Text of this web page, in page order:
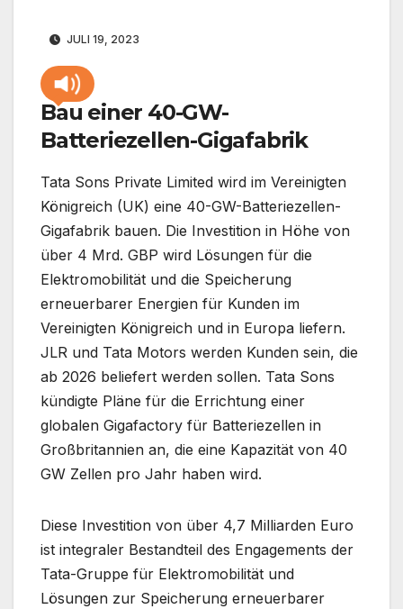
JULI 19, 2023
Bau einer 40-GW-
Batteriezellen-Gigafabrik
Tata Sons Private Limited wird im Vereinigten
Königreich (UK) eine 40-GW-Batteriezellen-
Gigafabrik bauen. Die Investition in Höhe von
über 4 Mrd. GBP wird Lösungen für die
Elektromobilität und die Speicherung
erneuerbarer Energien für Kunden im
Vereinigten Königreich und in Europa liefern.
JLR und Tata Motors werden Kunden sein, die
ab 2026 beliefert werden sollen. Tata Sons
kündigte Pläne für die Errichtung einer
globalen Gigafactory für Batteriezellen in
Großbritannien an, die eine Kapazität von 40
GW Zellen pro Jahr haben wird.
Diese Investition von über 4,7 Milliarden Euro
ist integraler Bestandteil des Engagements der
Tata-Gruppe für Elektromobilität und
Lösungen zur Speicherung erneuerbarer